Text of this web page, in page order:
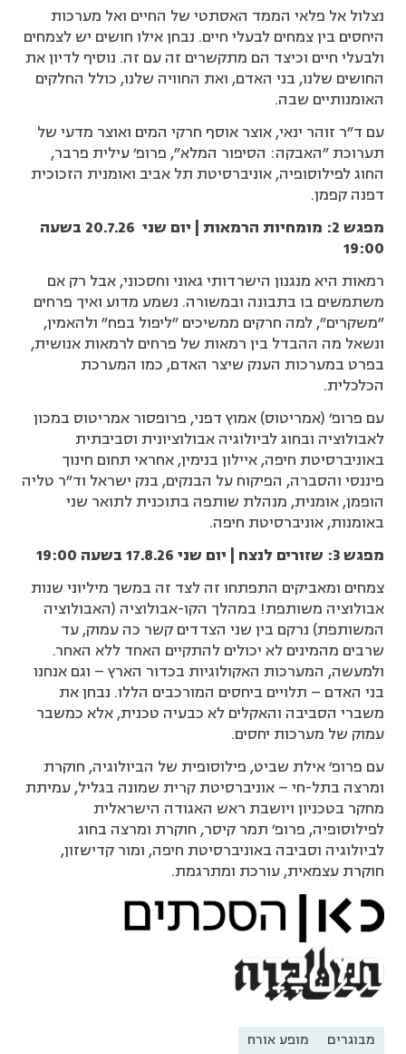
נצלול אל פלאי הממד האסתטי של החיים ואל מערכות
היחסים בין צמחים לבעלי חיים. נבחן אילו חושים יש לצמחים
ולבעלי חיים וכיצד הם מתקשרים זה עם זה. נוסיף לדיון את
החושים שלנו, בני האדם, ואת החוויה שלנו, כולל החלקים
האומנותיים שבה.
עם ד"ר זוהר ינאי, אוצר אוסף חרקי המים ואוצר מדעי של
תערוכת "האבקה: הסיפור המלא", פרופ' עילית פרבר,
החוג לפילוסופיה, אוניברסיטת תל אביב ואומנית הזכוכית
דפנה קפמן.
מפגש 2: מומחיות הרמאות | יום שני 20.7.26 בשעה
19:00
רמאות היא מנגנון הישרדותי גאוני וחסכוני, אבל רק אם
משתמשים בו בתבונה ובמשורה. נשמע מדוע ואיך פרחים
"משקרים", למה חרקים ממשיכים "ליפול בפח" ולהאמין,
ונשאל מה ההבדל בין רמאות של פרחים לרמאות אנושית,
בפרט במערכות הענק שיצר האדם, כמו המערכת
הכלכלית.
עם פרופ' (אמריטוס) אמוץ דפני, פרופסור אמריטוס במכון
לאבולוציה ובחוג לביולוגיה אבולוציונית וסביבתית
באוניברסיטת חיפה, איילון בנימין, אחראי תחום חינוך
פיננסי והסברה, הפיקוח על הבנקים, בנק ישראל וד"ר טליה
הופמן, אומנית, מנהלת שותפה בתוכנית לתואר שני
באומנות, אוניברסיטת חיפה.
מפגש 3: שזורים לנצח | יום שני 17.8.26 בשעה 19:00
צמחים ומאביקים התפתחו זה לצד זה במשך מיליוני שנות
אבולוציה משותפת! במהלך הקו-אבולוציה (האבולוציה
המשותפת) נרקם בין שני הצדדים קשר כה עמוק, עד
שרבים מהמינים לא יכולים להתקיים האחד ללא האחר.
ולמעשה, המערכות האקולוגיות בכדור הארץ – וגם אנחנו
בני האדם – תלויים ביחסים המורכבים הללו. נבחן את
משברי הסביבה והאקלים לא כבעיה טכנית, אלא כמשבר
עמוק של מערכות יחסים.
עם פרופ' אילת שביט, פילוסופית של הביולוגיה, חוקרת
ומרצה בתל-חי – אוניברסיטת קרית שמונה בגליל, עמיתת
מחקר בטכניון ויושבת ראש האגודה הישראלית
לפילוסופיה, פרופ' תמר קיסר, חוקרת ומרצה בחוג
לביולוגיה וסביבה באוניברסיטת חיפה, ומור קדישזון,
חוקרת עצמאית, עורכת ומתרגמת.
מבוגרים מופע אורח